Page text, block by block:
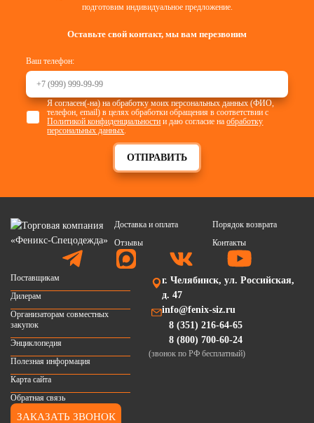
подготовим индивидуальное предложение.
Оставьте свой контакт, мы вам перезвоним
Ваш телефон:
ОТПРАВИТЬ
Я согласен(-на) на обработку моих персональных данных (ФИО,
телефон, email) в целях обработки обращения в соответствии с
Политикой конфиденциальности и даю согласие наобработку
персональных данных
Доставка и оплата
Порядок возврата
Отзывы
Контакты
Поставщикам
Дилерам
Организаторам совместных
закупок
Энциклопедия
Полезная информация
Карта сайта
Обратная связь
г. Челябинск, ул. Российская,
д. 47
info@fenix-siz.ru
8 (351) 216-64-65
8 (800) 700-60-24
(звонок по РФ бесплатный)
ЗАКАЗАТЬ ЗВОНОК